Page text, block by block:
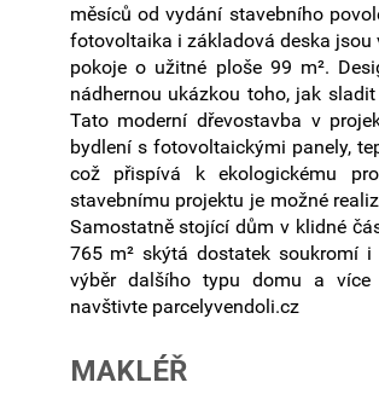
měsíců od vydání stavebního
fotovoltaika i základová deska
pokoje o užitné ploše 99 m².
nádhernou ukázkou toho, jak
Tato moderní dřevostavba v
bydlení s fotovoltaickými panely,
což přispívá k ekologickému
stavebnímu projektu je možné
Samostatně stojící dům v klidné
765 m² skýtá dostatek soukromí
výběr dalšího typu domu a více
navštivte parcelyvendoli.cz
MAKLÉŘ